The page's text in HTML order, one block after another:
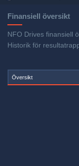
Finansiell översikt
NFO Drives finansiell
Historik för
Översikt